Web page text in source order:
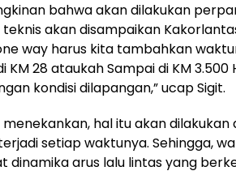
bahwa akan dilakukan
akan disampaikan
way harus kita tambahkan
KM 28 ataukah Sampai di KM
kondisi dilapangan,” ucap Sigit.
menekankan, hal itu akan
setiap waktunya. Sehingga,
dinamika arus lalu lintas yang